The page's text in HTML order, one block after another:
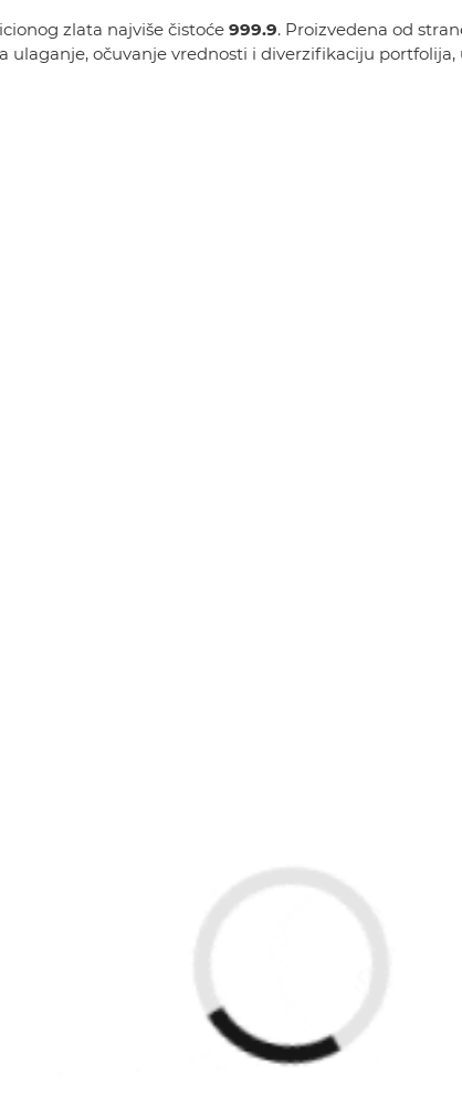
zlata najviše čistoće 999.9. Proizvedena od
ulaganje, očuvanje vrednosti i diverzifikaciju